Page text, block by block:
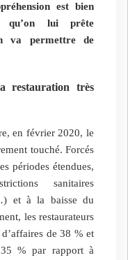
est bien
qu’on lui prête
va permettre de
restauration très
en février 2020, le
touché. Forcés
périodes étendues,
sanitaires
et à la baisse du
les restaurateurs
de 38 % et
% par rapport à